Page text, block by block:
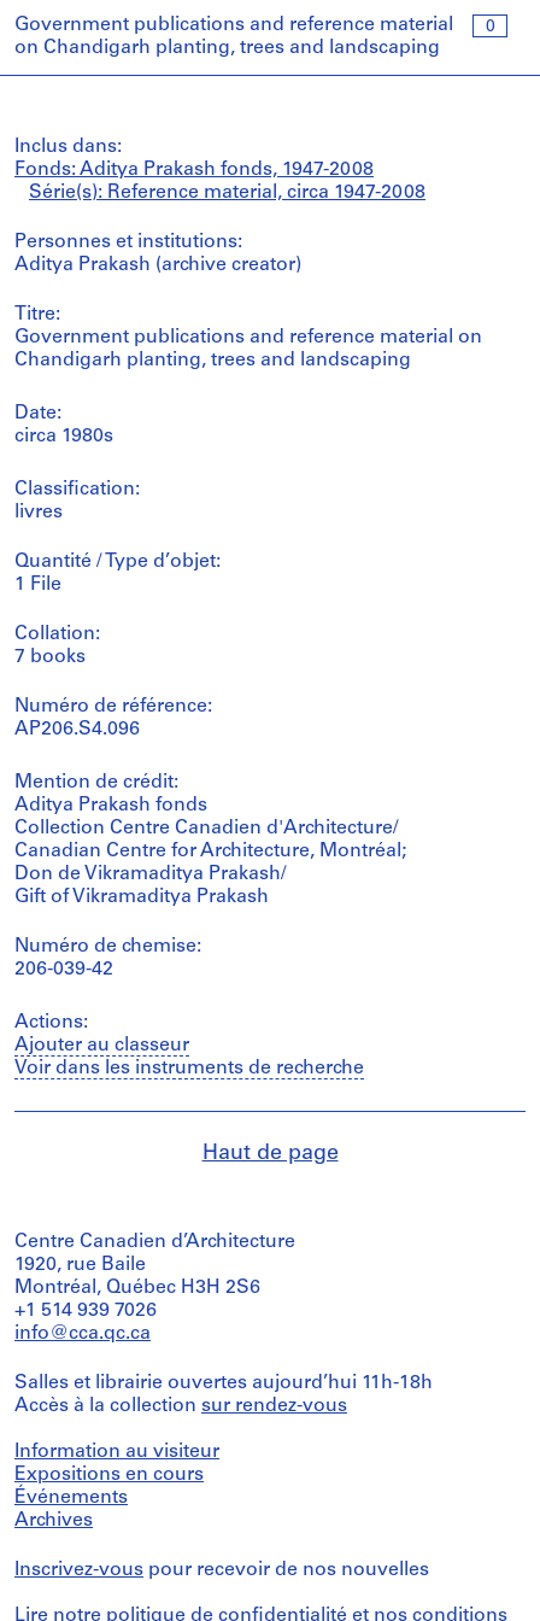
0
Government publications and reference material
on Chandigarh planting, trees and landscaping
Inclus dans:
Fonds: Aditya Prakash fonds, 1947-2008
Série(s): Reference material, circa 1947-2008
Personnes et institutions:
Aditya Prakash (archive creator)
Titre:
Government publications and reference material on
Chandigarh planting, trees and landscaping
Date:
circa 1980s
Classification:
livres
Quantité / Type d’objet:
1 File
Collation:
7 books
Numéro de référence:
AP206.S4.096
Mention de crédit:
Aditya Prakash fonds
Collection Centre Canadien d'Architecture/
Canadian Centre for Architecture, Montréal;
Don de Vikramaditya Prakash/
Gift of Vikramaditya Prakash
Numéro de chemise:
206-039-42
Actions:
Ajouter au classeur
Voir dans les instruments de recherche
Haut de page
Centre Canadien d’Architecture
1920, rue Baile
Montréal, Québec H3H 2S6
+1 514 939 7026
info@cca.qc.ca
Salles et librairie ouvertes aujourd’hui 11h-18h
Accès à la collection sur rendez-vous
Information au visiteur
Expositions en cours
Événements
Archives
Inscrivez-vous pour recevoir de nos nouvelles
Lire notre politique de confidentialité et nos conditions